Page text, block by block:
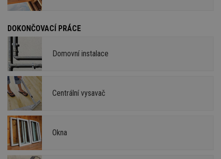
DOKONČOVACÍ PRÁCE
Domovní instalace
Centrální vysavač
Okna